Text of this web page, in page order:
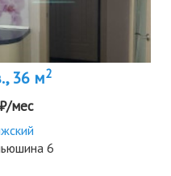
36 м2
₽/мес
6